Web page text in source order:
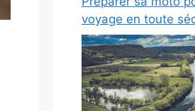
voyage en toute